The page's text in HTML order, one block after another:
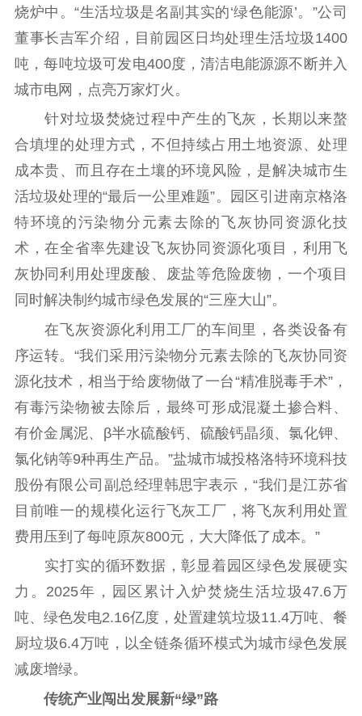
烧炉中。“生活垃圾是名副其实的‘绿色能源’。”公司
董事长吉军介绍，目前园区日均处理生活垃圾1400
吨，每吨垃圾可发电400度，清洁电能源源不断并入
城市电网，点亮万家灯火。
针对垃圾焚烧过程中产生的飞灰，长期以来螯
合填埋的处理方式，不但持续占用土地资源、处理
成本贵、而且存在土壤的环境风险，是解决城市生
活垃圾处理的“最后一公里难题”。园区引进南京格洛
特环境的污染物分元素去除的飞灰协同资源化技
术，在全省率先建设飞灰协同资源化项目，利用飞
灰协同利用处理废酸、废盐等危险废物，一个项目
同时解决制约城市绿色发展的“三座大山”。
在飞灰资源化利用工厂的车间里，各类设备有
序运转。“我们采用污染物分元素去除的飞灰协同资
源化技术，相当于给废物做了一台“精准脱毒手术”，
有毒污染物被去除后，最终可形成混凝土掺合料、
有价金属泥、β半水硫酸钙、硫酸钙晶须、氯化钾、
氯化钠等9种再生产品。”盐城市城投格洛特环境科技
股份有限公司副总经理韩思宇表示，“我们是江苏省
目前唯一的规模化运行飞灰工厂，将飞灰利用处置
费用压到了每吨原灰800元，大大降低了成本。”
实打实的循环数据，彰显着园区绿色发展硬实
力。2025年，园区累计入炉焚烧生活垃圾47.6万
吨、绿色发电2.16亿度，处置建筑垃圾11.4万吨、餐
厨垃圾6.4万吨，以全链条循环模式为城市绿色发展
减废增绿。
传统产业闯出发展新“绿”路